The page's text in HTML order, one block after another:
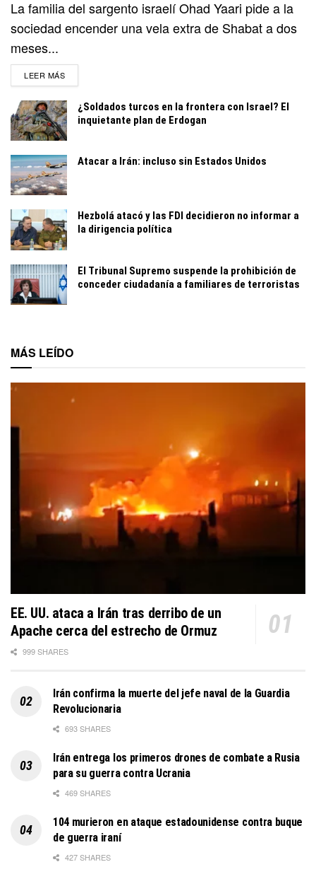
La familia del sargento israelí Ohad Yaari pide a la
sociedad encender una vela extra de Shabat a dos
meses...
LEER MÁSDETAILS
¿Soldados turcos en la frontera con Israel? El
inquietante plan de Erdogan
Atacar a Irán: incluso sin Estados Unidos
Hezbolá atacó y las FDI decidieron no informar a
la dirigencia política
El Tribunal Supremo suspende la prohibición de
conceder ciudadanía a familiares de terroristas
MÁS LEÍDO
EE. UU. ataca a Irán tras derribo de un
Apache cerca del estrecho de Ormuz
999 SHARES
Irán confirma la muerte del jefe naval de la Guardia
Revolucionaria
693 SHARES
Irán entrega los primeros drones de combate a Rusia
para su guerra contra Ucrania
469 SHARES
104 murieron en ataque estadounidense contra buque
de guerra iraní
427 SHARES